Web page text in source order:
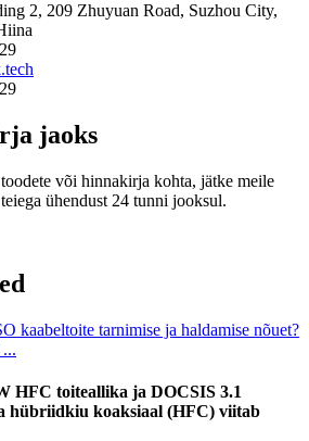
2, 209 Zhuyuan Road, Suzhou City,
jaoks
või hinnakirja kohta, jätke meile
ühendust 24 tunni jooksul.
HFC toiteallika ja DOCSIS 3.1
hübriidkiu koaksiaal (HFC) viitab